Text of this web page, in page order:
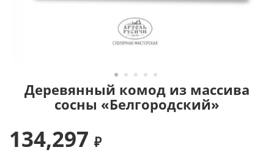
Деревянный комод из массива
сосны «Белгородский»
134,297